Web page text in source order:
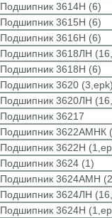
Подшипник 3614Н (6)
Подшипник 3615Н (6)
Подшипник 3616Н (6)
Подшипник 3618ЛН
Подшипник 3618Н (6)
Подшипник 3620
Подшипник 3620ЛН
Подшипник 36217
Подшипник 3622АМНК
Подшипник 3622Н
Подшипник 3624 (1)
Подшипник 3624АМН
Подшипник 3624ЛН
Подшипник 3624Н